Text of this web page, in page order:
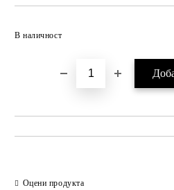
В наличност
Оцени продукта